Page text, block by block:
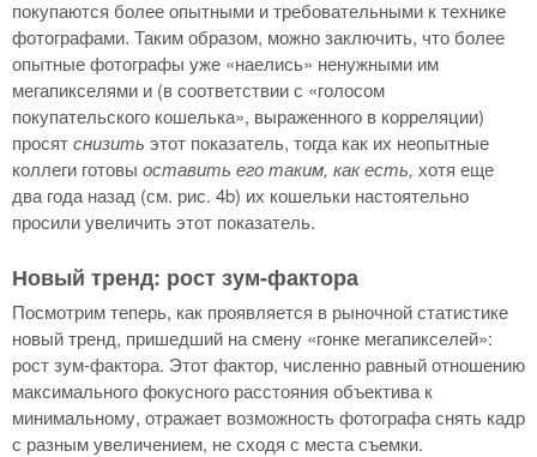
покупаются более опытными и требовательными к технике
фотографами. Таким образом, можно заключить, что более
опытные фотографы уже «наелись» ненужными им
мегапикселями и (в соответствии с «голосом
покупательского кошелька», выраженного в корреляции)
просятснизить этот показатель, тогда как их неопытные
коллеги готовы оставить его таким, как есть, хотя еще
два года назад (см. рис. 4b) их кошельки настоятельно
просили увеличить этот показатель.
Новый тренд: рост зум-фактора
Посмотрим теперь, как проявляется в рыночной статистике
новый тренд, пришедший на смену «гонке мегапикселей»:
рост зум-фактора. Этот фактор, численно равный отношению
максимального фокусного расстояния объектива к
минимальному, отражает возможность фотографа снять кадр
с разным увеличением, не сходя с места съемки.